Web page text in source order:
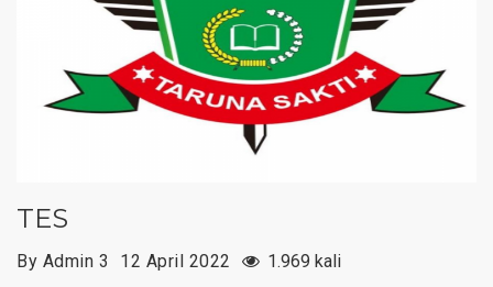
TES
By Admin 3 12 April 2022 1.969 kali